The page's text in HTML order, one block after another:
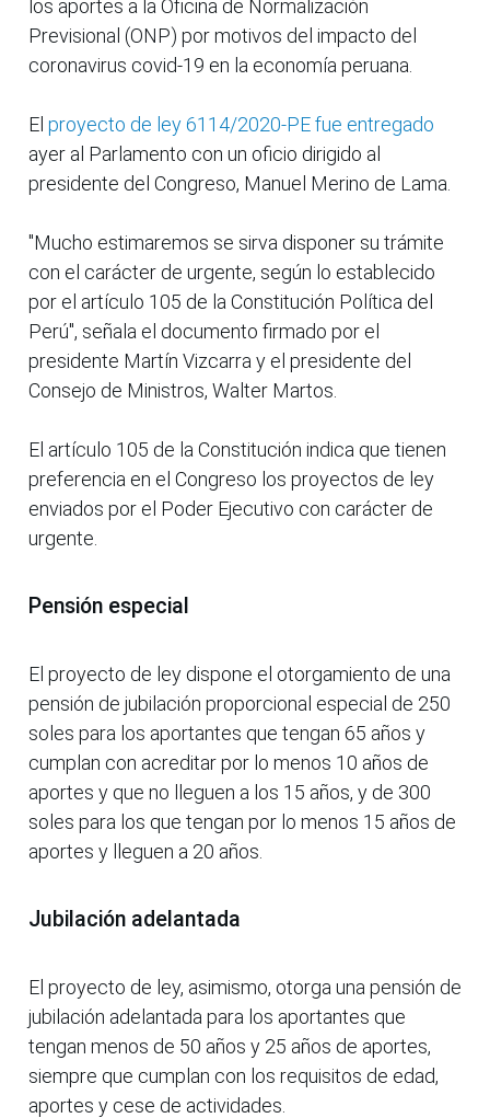
los aportes a la Oficina de Normalización
Previsional (ONP) por motivos del impacto del
coronavirus covid-19 en la economía peruana.
El proyecto de ley 6114/2020-PE fue entregado
ayer al Parlamento con un oficio dirigido al
presidente del Congreso, Manuel Merino de Lama.
"Mucho estimaremos se sirva disponer su trámite
con el carácter de urgente, según lo establecido
por el artículo 105 de la Constitución Política del
Perú", señala el documento firmado por el
presidente Martín Vizcarra y el presidente del
Consejo de Ministros, Walter Martos.
El artículo 105 de la Constitución indica que tienen
preferencia en el Congreso los proyectos de ley
enviados por el Poder Ejecutivo con carácter de
urgente.
Pensión especial
El proyecto de ley dispone el otorgamiento de una
pensión de jubilación proporcional especial de 250
soles para los aportantes que tengan 65 años y
cumplan con acreditar por lo menos 10 años de
aportes y que no lleguen a los 15 años, y de 300
soles para los que tengan por lo menos 15 años de
aportes y lleguen a 20 años.
Jubilación adelantada
El proyecto de ley, asimismo, otorga una pensión de
jubilación adelantada para los aportantes que
tengan menos de 50 años y 25 años de aportes,
siempre que cumplan con los requisitos de edad,
aportes y cese de actividades.